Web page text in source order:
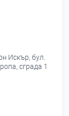
Искър, бул.
сграда 1